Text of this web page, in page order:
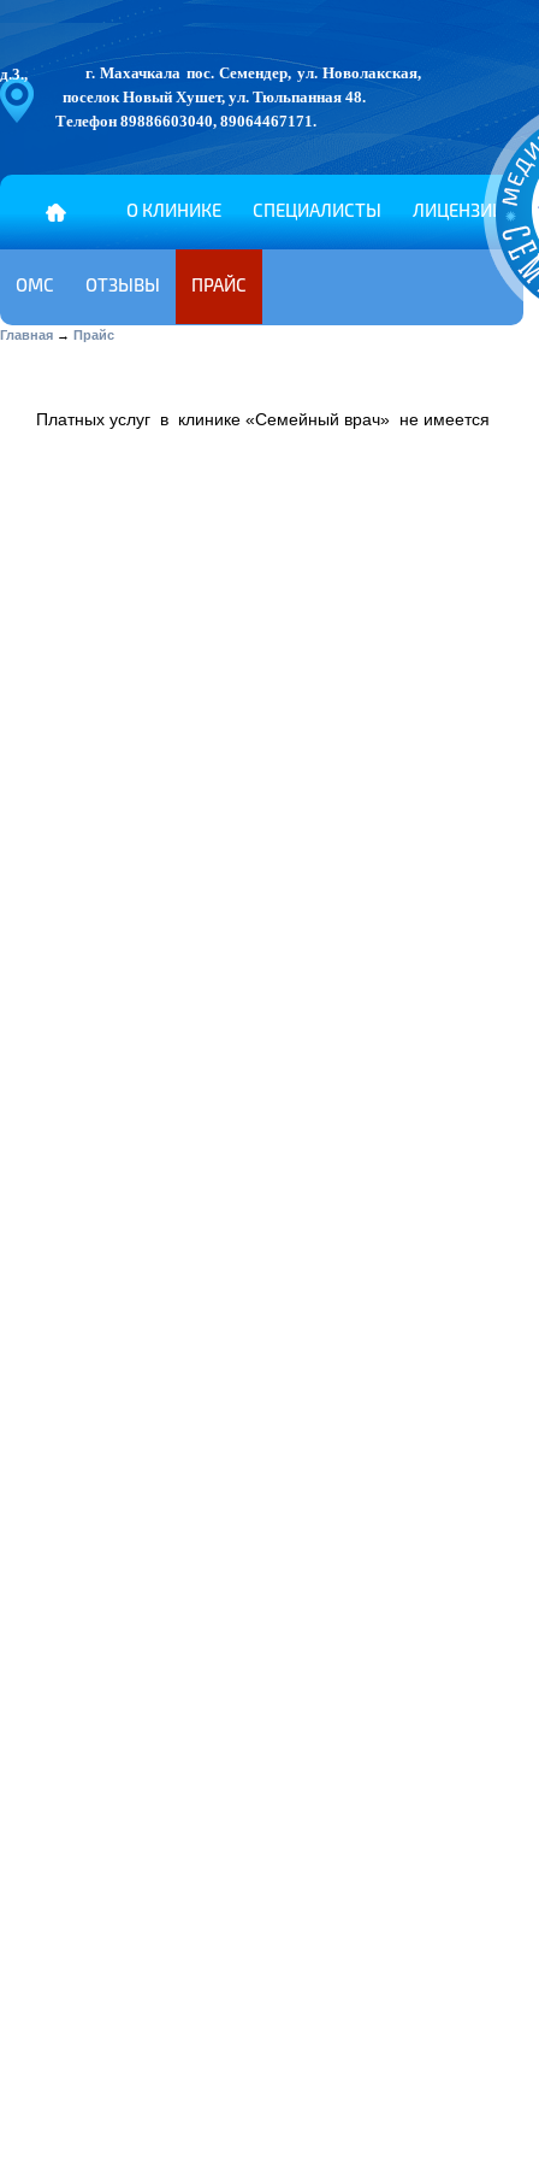
О КЛИНИКЕ СПЕЦИАЛИСТЫ ЛИЦЕНЗИИ
ОМС ОТЗЫВЫ ПРАЙС
г. Махачкала
пос. Семендер, ул. Новолакская, д.3.,
поселок Новый Хушет, ул. Тюльпанная 48.
Телефон 89886603040, 89064467171.
Главная → Прайс
Платных услуг в клинике «Семейный врач» не имеется